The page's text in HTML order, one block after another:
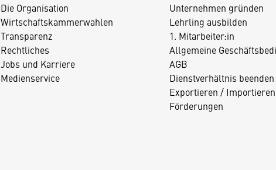
Die Organisation
Wirtschaftskammerwahlen
Transparenz
Rechtliches
Jobs und Karriere
Medienservice
Unternehmen gründen
Lehrling ausbilden
1. Mitarbeiter:in
Allgemeine
AGB
Dienstverhältnis beenden
Exportieren / Importieren
Förderungen